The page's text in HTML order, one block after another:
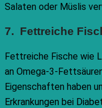
Salaten oder Müslis
7. Fettreiche
Fettreiche Fische wie
an Omega-3-
Eigenschaften haben
Erkrankungen bei